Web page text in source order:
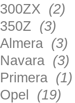
300ZX (2)
350Z (3)
Almera (3)
Navara (3)
Primera (1)
Opel (19)